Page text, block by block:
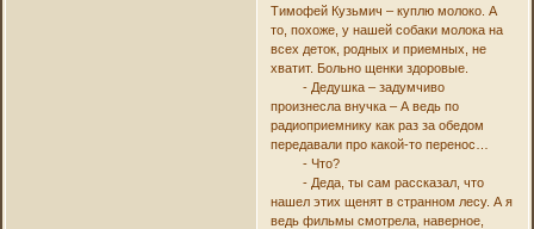
Тимофей Кузьмич – куплю молоко. А
то, похоже, у нашей собаки молока на
всех деток, родных и приемных, не
хватит. Больно щенки здоровые.
- Дедушка – задумчиво
произнесла внучка – А ведь по
радиоприемнику как раз за обедом
передавали про какой-то перенос…
- Что?
- Деда, ты сам рассказал, что
нашел этих щенят в странном лесу. А я
ведь фильмы смотрела, наверное,